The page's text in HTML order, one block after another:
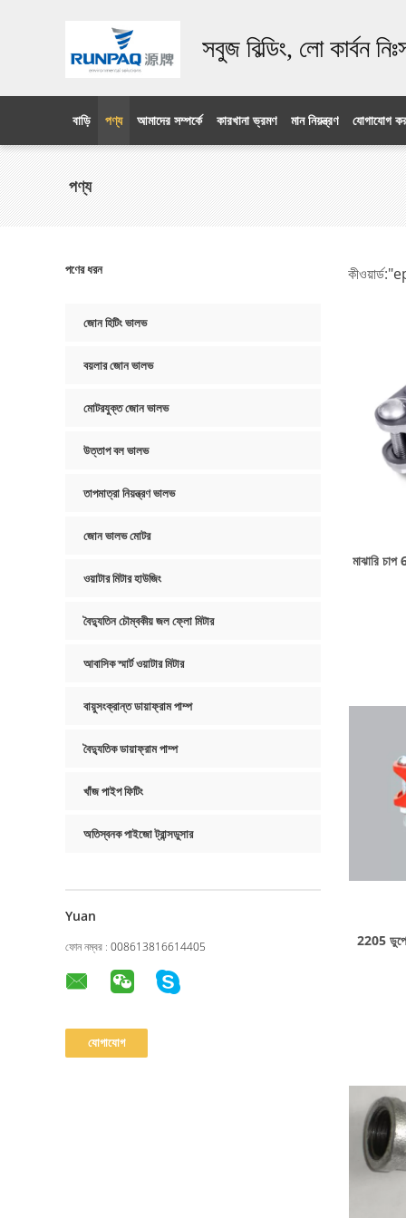
সবুজ বিল্ডিং, লো কার্বন
বাড়ি পণ্য আমাদের সম্পর্কে কারখানা ভ্রমণ মান নিয়ন্ত্রণ যোগাযোগ
পণ্য
পণের ধরন
জোন হিটিং ভালভ
বয়লার জোন ভালভ
মোটরযুক্ত জোন ভালভ
উত্তাপ বল ভালভ
তাপমাত্রা নিয়ন্ত্রণ ভালভ
জোন ভালভ মোটর
ওয়াটার মিটার হাউজিং
বৈদ্যুতিন চৌম্বকীয় জল ফ্লো মিটার
আবাসিক স্মার্ট ওয়াটার মিটার
বায়ুসংক্রান্ত ডায়াফ্রাম পাম্প
বৈদ্যুতিক ডায়াফ্রাম পাম্প
খাঁজ পাইপ ফিটিং
অতিস্বনক পাইজো ট্রান্সডুসার
Yuan
ফোন নম্বর : 008613816614405
কীওয়ার্ড:
মাঝারি
2205